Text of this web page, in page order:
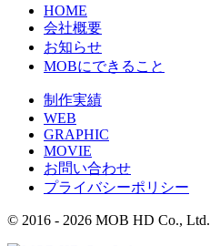
HOME
会社概要
お知らせ
MOBにできること
制作実績
WEB
GRAPHIC
MOVIE
お問い合わせ
プライバシーポリシー
© 2016 - 2026 MOB HD Co., Ltd.